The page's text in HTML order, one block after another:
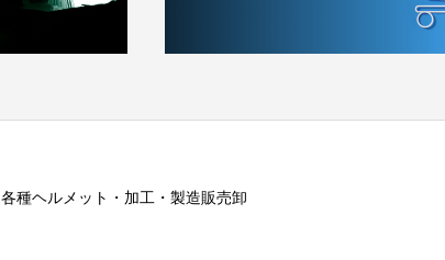
各種ヘルメット・加工・製造販売卸